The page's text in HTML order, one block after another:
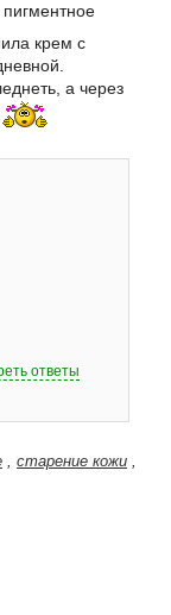
крем с
а через
ответы
, старение кожи ,